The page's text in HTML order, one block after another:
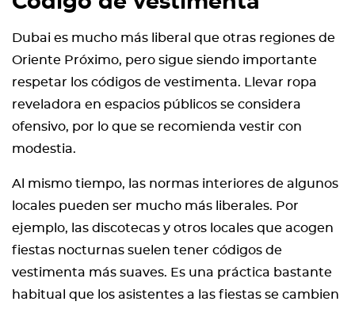
Dubai es mucho más liberal que otras regiones de
Oriente Próximo, pero sigue siendo importante
respetar los códigos de vestimenta. Llevar ropa
reveladora en espacios públicos se considera
ofensivo, por lo que se recomienda vestir con
modestia.
Al mismo tiempo, las normas interiores de algunos
locales pueden ser mucho más liberales. Por
ejemplo, las discotecas y otros locales que acogen
fiestas nocturnas suelen tener códigos de
vestimenta más suaves. Es una práctica bastante
habitual que los asistentes a las fiestas se cambien